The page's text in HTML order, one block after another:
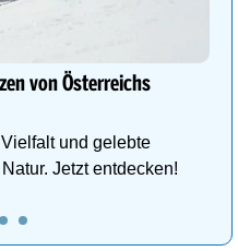
von Österreichs
und gelebte
Jetzt entdecken!